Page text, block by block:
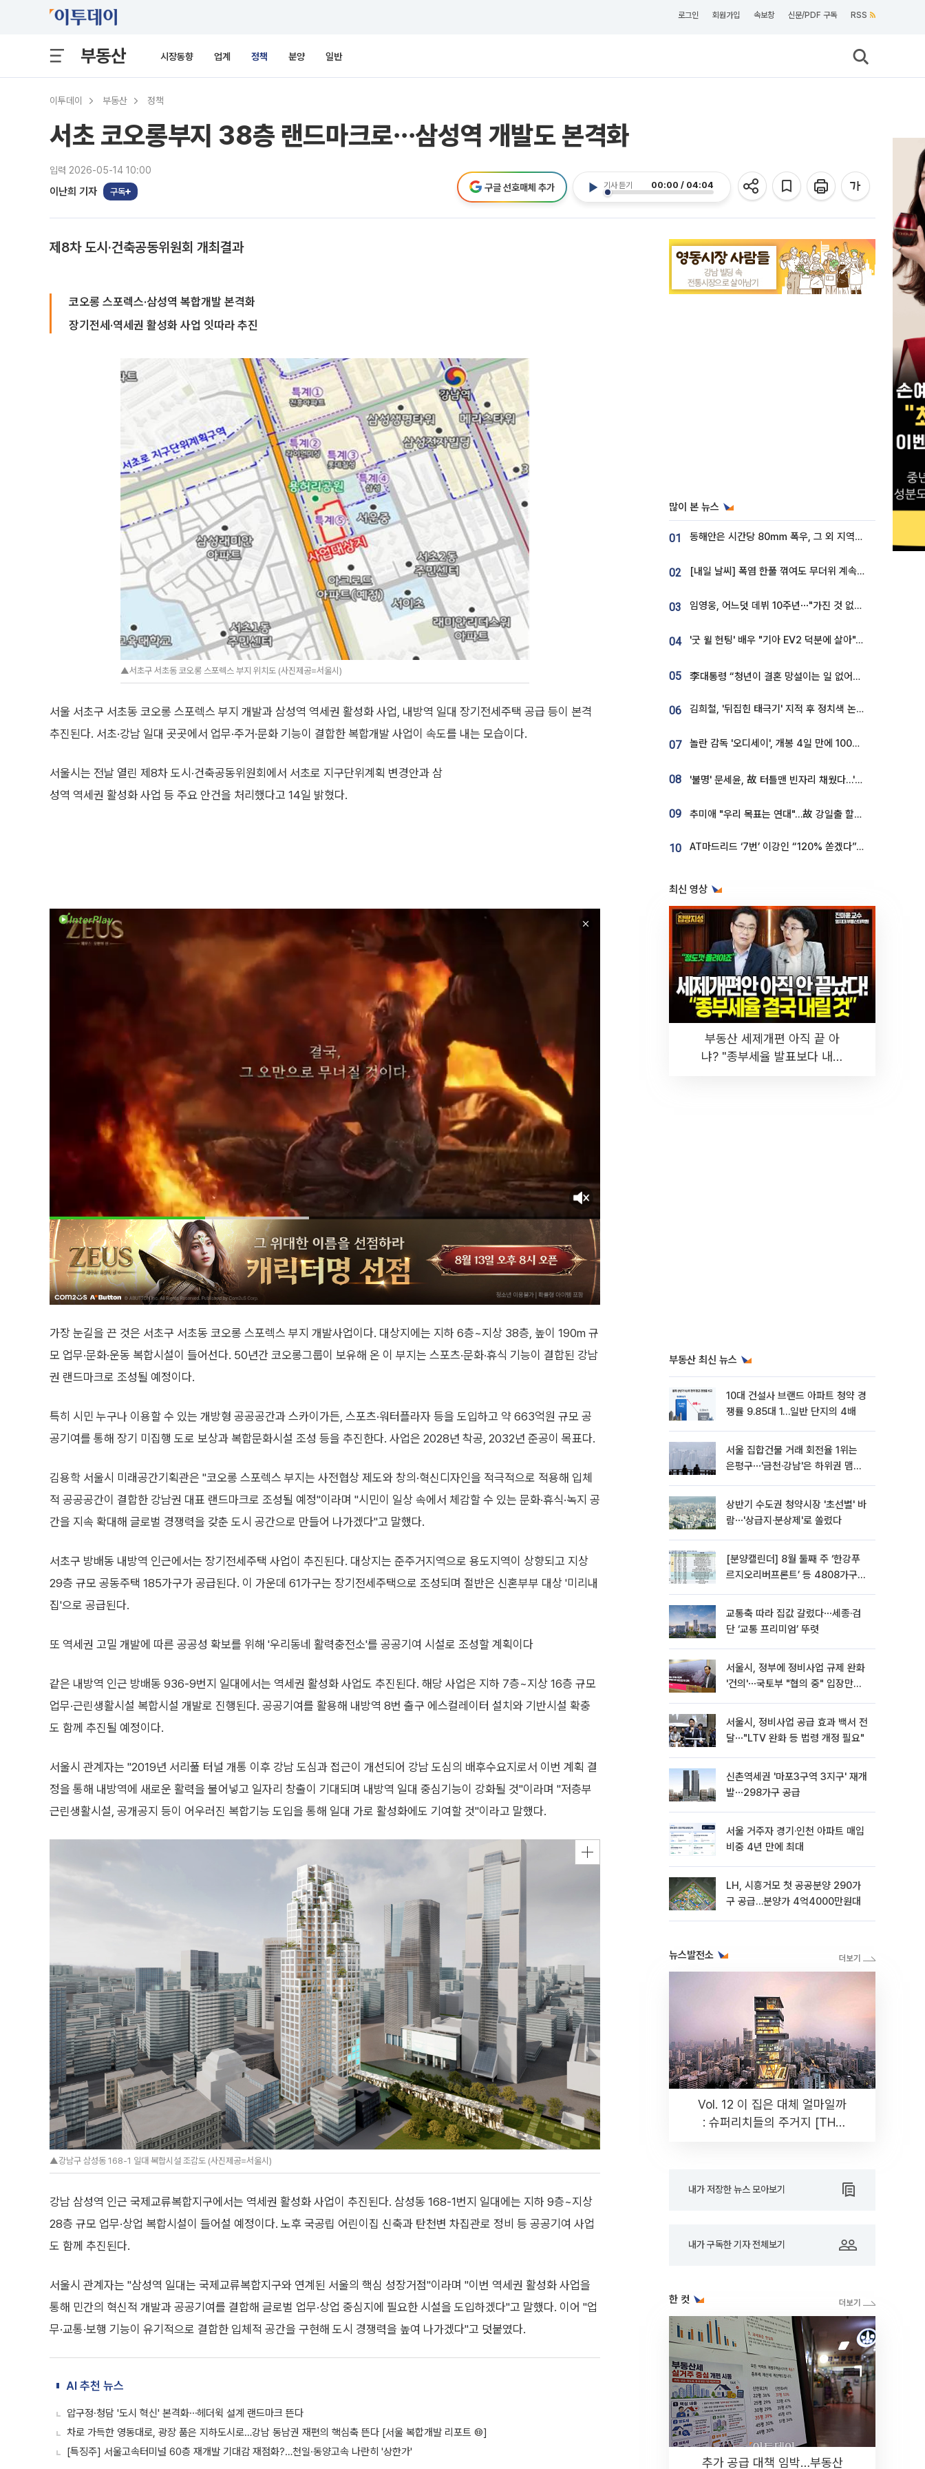
로그인 회원가입 속보창 신문/PDF 구독 RSS
부동산 시장동향 업계 정책 분양 일반
이투데이 부동산 정책
서초 코오롱부지 38층 랜드마크로⋯삼성역 개발도 본격화
입력 2026-05-14 10:00
이난희 기자 구독
기사 듣기 00:00 / 04:04
구글 선호매체 추가
제8차 도시·건축공동위원회 개최결과
코오롱 스포렉스·삼성역 복합개발 본격화
장기전세·역세권 활성화 사업 잇따라 추진
▲서초구 서초동 코오롱 스포렉스 부지 위치도 (사진제공=서울시)
서울 서초구 서초동 코오롱 스포렉스 부지 개발과 삼성역 역세권 활성화 사업, 내방역 일대 장기전세주택 공급 등이 본격
추진된다. 서초·강남 일대 곳곳에서 업무·주거·문화 기능이 결합한 복합개발 사업이 속도를 내는 모습이다.
서울시는 전날 열린 제8차 도시·건축공동위원회에서 서초로 지구단위계획 변경안과 삼
성역 역세권 활성화 사업 등 주요 안건을 처리했다고 14일 밝혔다.
가장 눈길을 끈 것은 서초구 서초동 코오롱 스포렉스 부지 개발사업이다. 대상지에는 지하 6층~지상 38층, 높이 190m 규
모 업무·문화·운동 복합시설이 들어선다. 50년간 코오롱그룹이 보유해 온 이 부지는 스포츠·문화·휴식 기능이 결합된 강남
권 랜드마크로 조성될 예정이다.
특히 시민 누구나 이용할 수 있는 개방형 공공공간과 스카이가든, 스포츠·워터플라자 등을 도입하고 약 663억원 규모 공
공기여를 통해 장기 미집행 도로 보상과 복합문화시설 조성 등을 추진한다. 사업은 2028년 착공, 2032년 준공이 목표다.
김용학 서울시 미래공간기획관은 "코오롱 스포렉스 부지는 사전협상 제도와 창의·혁신디자인을 적극적으로 적용해 입체
적 공공공간이 결합한 강남권 대표 랜드마크로 조성될 예정"이라며 "시민이 일상 속에서 체감할 수 있는 문화·휴식·녹지 공
간을 지속 확대해 글로벌 경쟁력을 갖춘 도시 공간으로 만들어 나가겠다"고 말했다.
서초구 방배동 내방역 인근에서는 장기전세주택 사업이 추진된다. 대상지는 준주거지역으로 용도지역이 상향되고 지상
29층 규모 공동주택 185가구가 공급된다. 이 가운데 61가구는 장기전세주택으로 조성되며 절반은 신혼부부 대상 '미리내
집'으로 공급된다.
또 역세권 고밀 개발에 따른 공공성 확보를 위해 '우리동네 활력충전소'를 공공기여 시설로 조성할 계획이다
같은 내방역 인근 방배동 936-9번지 일대에서는 역세권 활성화 사업도 추진된다. 해당 사업은 지하 7층~지상 16층 규모
업무·근린생활시설 복합시설 개발로 진행된다. 공공기여를 활용해 내방역 8번 출구 에스컬레이터 설치와 기반시설 확충
도 함께 추진될 예정이다.
서울시 관계자는 "2019년 서리풀 터널 개통 이후 강남 도심과 접근이 개선되어 강남 도심의 배후수요지로서 이번 계획 결
정을 통해 내방역에 새로운 활력을 불어넣고 일자리 창출이 기대되며 내방역 일대 중심기능이 강화될 것"이라며 "저층부
근린생활시설, 공개공지 등이 어우러진 복합기능 도입을 통해 일대 가로 활성화에도 기여할 것"이라고 말했다.
▲강남구 삼성동 168-1 일대 복합시설 조감도 (사진제공=서울시)
강남 삼성역 인근 국제교류복합지구에서는 역세권 활성화 사업이 추진된다. 삼성동 168-1번지 일대에는 지하 9층~지상
28층 규모 업무·상업 복합시설이 들어설 예정이다. 노후 국공립 어린이집 신축과 탄천변 차집관로 정비 등 공공기여 사업
도 함께 추진된다.
서울시 관계자는 "삼성역 일대는 국제교류복합지구와 연계된 서울의 핵심 성장거점"이라며 "이번 역세권 활성화 사업을
통해 민간의 혁신적 개발과 공공기여를 결합해 글로벌 업무·상업 중심지에 필요한 시설을 도입하겠다"고 말했다. 이어 "업
무·교통·보행 기능이 유기적으로 결합한 입체적 공간을 구현해 도시 경쟁력을 높여 나가겠다"고 덧붙였다.
AI 추천 뉴스
압구정·청담 '도시 혁신' 본격화⋯헤더윅 설계 랜드마크 뜬다
차로 가득한 영동대로, 광장 품은 지하도시로…강남 동남권 재편의 핵심축 뜬다 [서울 복합개발 리포트 ⑬]
[특징주] 서울고속터미널 60층 재개발 기대감 재점화?…천일·동양고속 나란히 '상한가'
많이 본 뉴스
01 동해안은 시간당 80㎜ 폭우, 그 외 지역은 폭염…‘극과 극 날씨’
02 [내일 날씨] 폭염 한풀 꺾여도 무더위 계속⋯동해안 이틀 연속 비
03 임영웅, 어느덧 데뷔 10주년⋯"가진 것 없던 시절, 내 앞엔 20명의 팬뿐"
04 '굿 윌 헌팅' 배우 "기아 EV2 덕분에 살아"…교통사고 후 안전성 극찬
05 李대통령 “청년이 결혼 망설이는 일 없어야...제도상 불이익 조사”
06 김희철, '뒤집힌 태극기' 지적 후 정치색 논란…"좌우 떠나 우리나라 국기"
07 놀란 감독 '오디세이', 개봉 4일 만에 100만 돌파⋯'왕사남' 보다 빠르다
08 '불명' 문세윤, 故 터틀맨 빈자리 채웠다…'거북이' 눈물의 최종 우승
09 추미애 "우리 목표는 연대"…故 강일출 할머니 흉상 제막
10 AT마드리드 ‘7번’ 이강인 “120% 쏟겠다”⋯시메오네 감독 “필요한 선수”
최신 영상
부동산 세제개편 아직 끝 아
냐? "종부세율 발표보다 내릴
부동산 최신 뉴스
10대 건설사 브랜드 아파트 청약 경
쟁률 9.85대 1…일반 단지의 4배
서울 집합건물 거래 회전율 1위는
은평구⋯'금천·강남'은 하위권 맴돌
상반기 수도권 청약시장 '초선별' 바
람⋯'상급지·분상제'로 쏠렸다
[분양캘린더] 8월 둘째 주 ‘한강푸
르지오리버프론트’ 등 4808가구
교통축 따라 집값 갈렸다⋯세종·검
단 ‘교통 프리미엄’ 뚜렷
서울시, 정부에 정비사업 규제 완화
'건의'⋯국토부 "협의 중" 입장만
서울시, 정비사업 공급 효과 백서 전
달⋯"LTV 완화 등 법령 개정 필요"
신촌역세권 '마포3구역 3지구' 재개
발⋯298가구 공급
서울 거주자 경기·인천 아파트 매입
비중 4년 만에 최대
LH, 시흥거모 첫 공공분양 290가
구 공급…분양가 4억4000만원대
뉴스발전소
Vol. 12 이 집은 대체 얼마일까
: 슈퍼리치들의 주거지 [THE
내가 저장한 뉴스 모아보기
내가 구독한 기자 전체보기
한 컷
추가 공급 대책 임박…부동산